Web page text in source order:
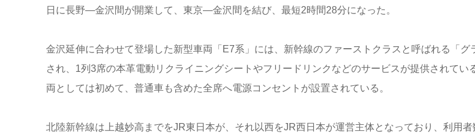
日に長野―金沢間が開業して、東京―金沢間を結び、最短2時間28分になった。
金沢延伸に合わせて登場した新型車両「E7系」には、新幹線のファーストクラスと呼ばれる「グ
され、1列3席の本革電動リクライニングシートやフリードリンクなどのサービスが提供されてい
両としては初めて、普通車も含めた全席へ電源コンセントが設置されている。
北陸新幹線は上越妙高までをJR東日本が、それ以西をJR西日本が運営主体となっており、利用